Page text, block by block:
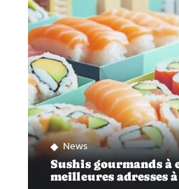
News
Sushis gourmands à
meilleures adresses